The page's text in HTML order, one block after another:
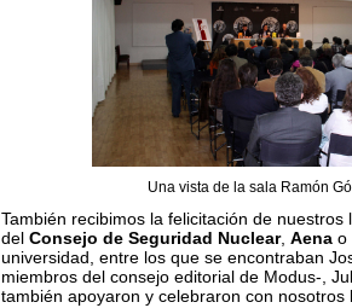
Una vista de la sala Ramón
También recibimos la felicitación de
del Consejo de Seguridad Nuclear, Aena o
universidad, entre los que se encontraban
miembros del consejo editorial de Modus-,
también apoyaron y celebraron con